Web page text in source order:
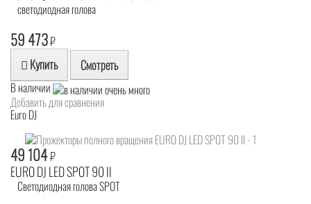
светодиодная голова
59 473₽
Купить Смотреть
В наличии
Добавить для сравнения
Euro DJ
49 104₽
EURO DJ LED SPOT 90 II
Светодиодная голова SPOT